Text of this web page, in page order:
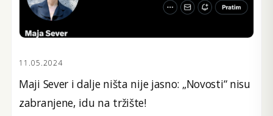
11.05.2024
Maji Sever i dalje ništa nije jasno: „Novosti“ nisu
zabranjene, idu na tržište!